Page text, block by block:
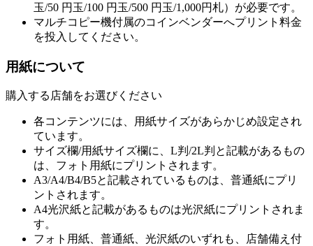
玉/50 円玉/100 円玉/500 円玉/1,000円札）が必要です。
マルチコピー機付属のコインベンダーへプリント料金
を投入してください。
用紙について
購入する店舗をお選びください
各コンテンツには、用紙サイズがあらかじめ設定され
ています。
サイズ欄/用紙サイズ欄に、L判/2L判と記載があるもの
は、フォト用紙にプリントされます。
A3/A4/B4/B5と記載されているものは、普通紙にプリ
ントされます。
A4光沢紙と記載があるものは光沢紙にプリントされま
す。
フォト用紙、普通紙、光沢紙のいずれも、店舗備え付